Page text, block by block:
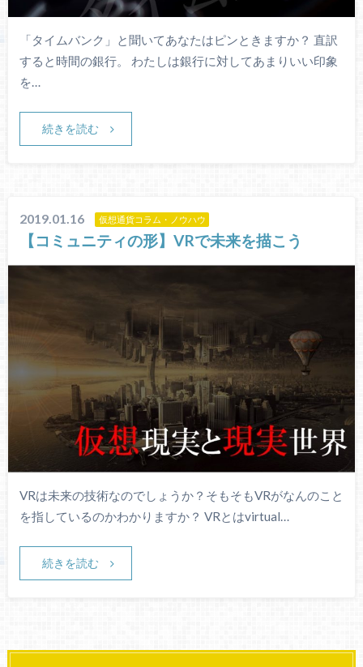
「タイムバンク」と聞いてあなたはピンときますか？ 直訳
すると時間の銀行。 わたしは銀行に対してあまりいい印象
を…
続きを読む
2019.01.16 仮想通貨コラム・ノウハウ
【コミュニティの形】VRで未来を描こう
VRは未来の技術なのでしょうか？そもそもVRがなんのこと
を指しているのかわかりますか？ VRとはvirtual…
続きを読む